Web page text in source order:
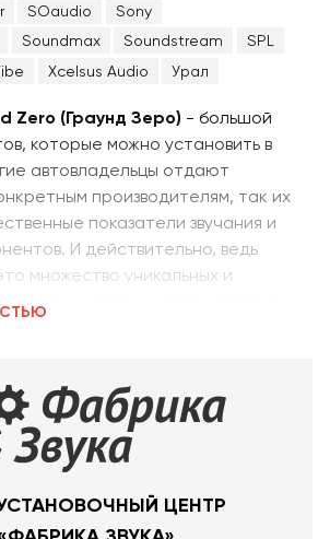
SOaudio
Sony
Soundmax Soundstream
SPL
Xcelsus Audio Урал
Zero (Граунд Зеро) - большой
которые можно установить в
автовладельцы отдают
производителям, так их
показатели звучания и
И действительно, ведь
множество уникальных и
и особенностей, которые
а также стоимость
особенности различных
слушателю получить именно
в полной мере соответствует
помочь в выборе динамиков
ЦЕНТР